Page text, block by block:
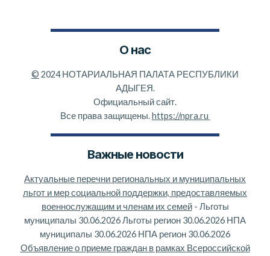
О нас
© 2024 НОТАРИАЛЬНАЯ ПАЛАТА РЕСПУБЛИКИ
АДЫГЕЯ.
Официальный сайт.
Все права защищены.https://npra.ru
Важные новости
Актуальные перечни региональных и муниципальных
льгот и мер социальной поддержки, предоставляемых
военнослужащим и членам их семей - Льготы
муниципалы 30.06.2026 Льготы регион 30.06.2026 НПА
муниципалы 30.06.2026 НПА регион 30.06.2026
Объявление о приеме граждан в рамках Всероссийской